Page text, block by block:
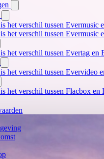
het verschil tussen Evermusic
het verschil tussen Evermusic
het verschil tussen Evertag en
het verschil tussen Evervideo
het verschil tussen Flacbox en